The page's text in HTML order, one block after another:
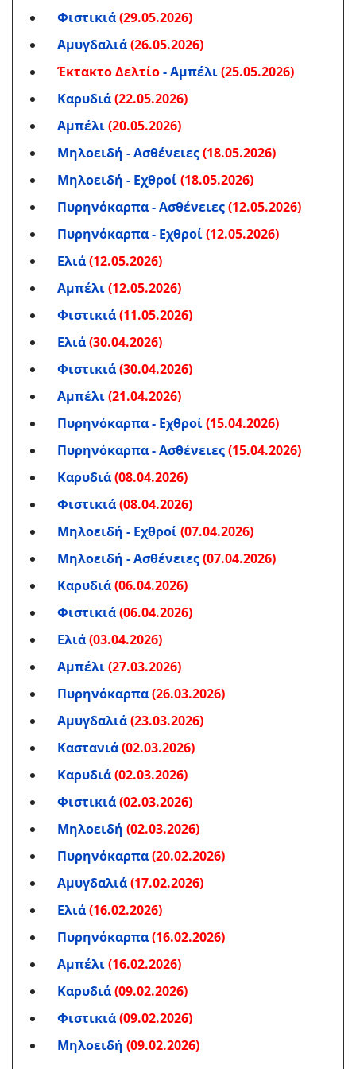
Φιστικιά(29.05.2026)
Αμυγδαλιά(26.05.2026)
Έκτακτο Δελτίο- Αμπέλι(25.05.2026)
Καρυδιά(22.05.2026)
Αμπέλι(20.05.2026)
Μηλοειδή - Ασθένειες(18.05.2026)
Μηλοειδή - Εχθροί(18.05.2026)
Πυρηνόκαρπα - Ασθένειες(12.05.2026)
Πυρηνόκαρπα - Εχθροί(12.05.2026)
Ελιά(12.05.2026)
Αμπέλι(12.05.2026)
Φιστικιά(11.05.2026)
Ελιά(30.04.2026)
Φιστικιά(30.04.2026)
Αμπέλι(21.04.2026)
Πυρηνόκαρπα - Εχθροί(15.04.2026)
Πυρηνόκαρπα - Ασθένειες(15.04.2026)
Καρυδιά(08.04.2026)
Φιστικιά(08.04.2026)
Μηλοειδή - Εχθροί(07.04.2026)
Μηλοειδή - Ασθένειες(07.04.2026)
Καρυδιά(06.04.2026)
Φιστικιά(06.04.2026)
Ελιά(03.04.2026)
Αμπέλι(27.03.2026)
Πυρηνόκαρπα(26.03.2026)
Αμυγδαλιά(23.03.2026)
Καστανιά(02.03.2026)
Καρυδιά(02.03.2026)
Φιστικιά(02.03.2026)
Μηλοειδή (02.03.2026)
Πυρηνόκαρπα(20.02.2026)
Αμυγδαλιά(17.02.2026)
Ελιά(16.02.2026)
Πυρηνόκαρπα(16.02.2026)
Αμπέλι(16.02.2026)
Καρυδιά(09.02.2026)
Φιστικιά(09.02.2026)
Μηλοειδή (09.02.2026)